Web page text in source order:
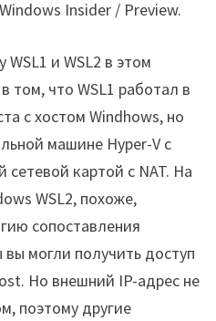
Insider / Preview.
и WSL2 в этом
том, что WSL1 работал в
с хостом Windhows, но
машине Hyper-V с
сетевой картой с NAT. На
WSL2, похоже,
сопоставления
могли получить доступ
Но внешний IP-адрес не
поэтому другие